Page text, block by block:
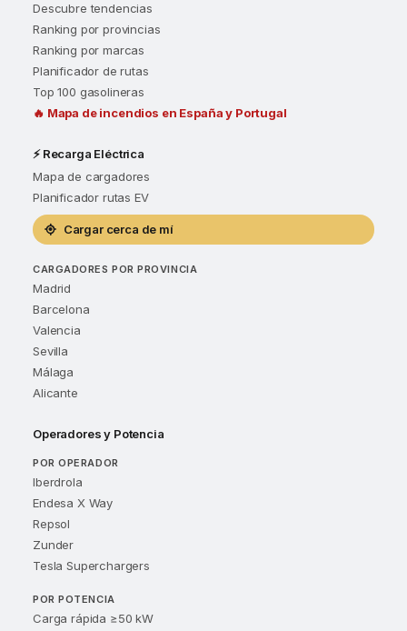
Descubre tendencias
Ranking por provincias
Ranking por marcas
Planificador de rutas
Top 100 gasolineras
🔥 Mapa de incendios en España y Portugal
⚡ Recarga Eléctrica
Mapa de cargadores
Planificador rutas EV
Cargar cerca de mí
CARGADORES POR PROVINCIA
Madrid
Barcelona
Valencia
Sevilla
Málaga
Alicante
Operadores y Potencia
POR OPERADOR
Iberdrola
Endesa X Way
Repsol
Zunder
Tesla Superchargers
POR POTENCIA
Carga rápida ≥50 kW